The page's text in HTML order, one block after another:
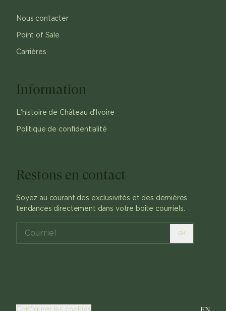
Nous contacter
Point of Sale
Carrières
Information
L'histoire de Château d'Ivoire
Politique de confidentialité
Restons en contact
Soyez au courant des exclusivités et des dernières
tendances directement dans votre boîte courriels.
ok
Configurer les cookies